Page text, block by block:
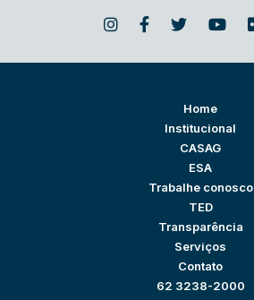
Home
Institucional
CASAG
ESA
Trabalhe conosco
TED
Transparência
Serviços
Contato
62 3238-2000